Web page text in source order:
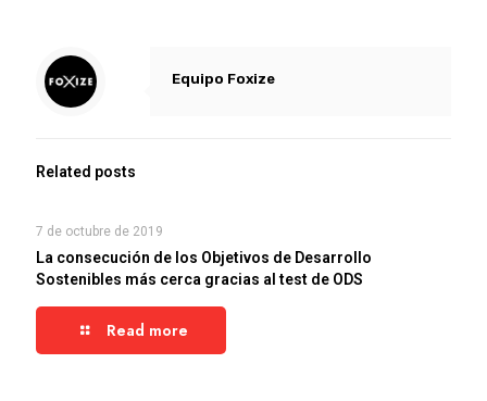
Equipo Foxize
Related posts
7 de octubre de 2019
La consecución de los Objetivos de Desarrollo
Sostenibles más cerca gracias al test de ODS
Read more